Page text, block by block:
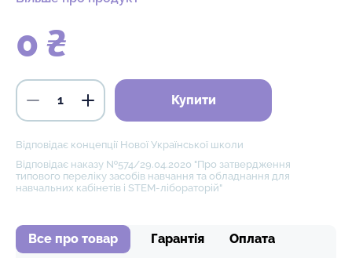
0 ₴
Купити
Відповідає концепції Нової Української школи
Відповідає наказу №574/29.04.2020 "Про затвердження
типового переліку засобів навчання та обладнання для
навчальних кабінетів і STEM-лібораторій"
Все про товар Гарантія
Оплата